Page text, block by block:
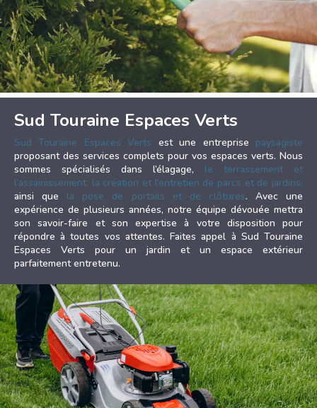
Sud Touraine Espaces Verts
Sud Touraine Espaces Verts est une entreprise paysagiste
proposant des services complets pour vos espaces verts. Nous
sommes spécialisés dans l’élagage, le terrassement et
l’assainissement, la création et l’entretien de parcs et de jardins,
ainsi que la pose de portails et de clôtures. Avec une
expérience de plusieurs années, notre équipe dévouée mettra
son savoir-faire et son expertise à votre disposition pour
répondre à toutes vos attentes. Faites appel à Sud Touraine
Espaces Verts pour un jardin et un espace extérieur
parfaitement entretenu.